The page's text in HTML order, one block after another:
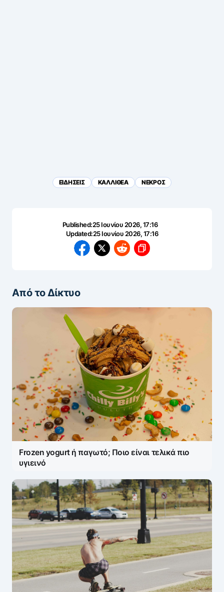
ΕΙΔΗΣΕΙΣ ΚΑΛΛΙΘΕΑ ΝΕΚΡΟΣ
Published:25 Ιουνίου 2026, 17:16
Updated:25 Ιουνίου 2026, 17:16
Από το Δίκτυο
Frozen yogurt ή παγωτό; Ποιο είναι τελικά πιο
υγιεινό